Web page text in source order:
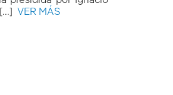
VER MÁS